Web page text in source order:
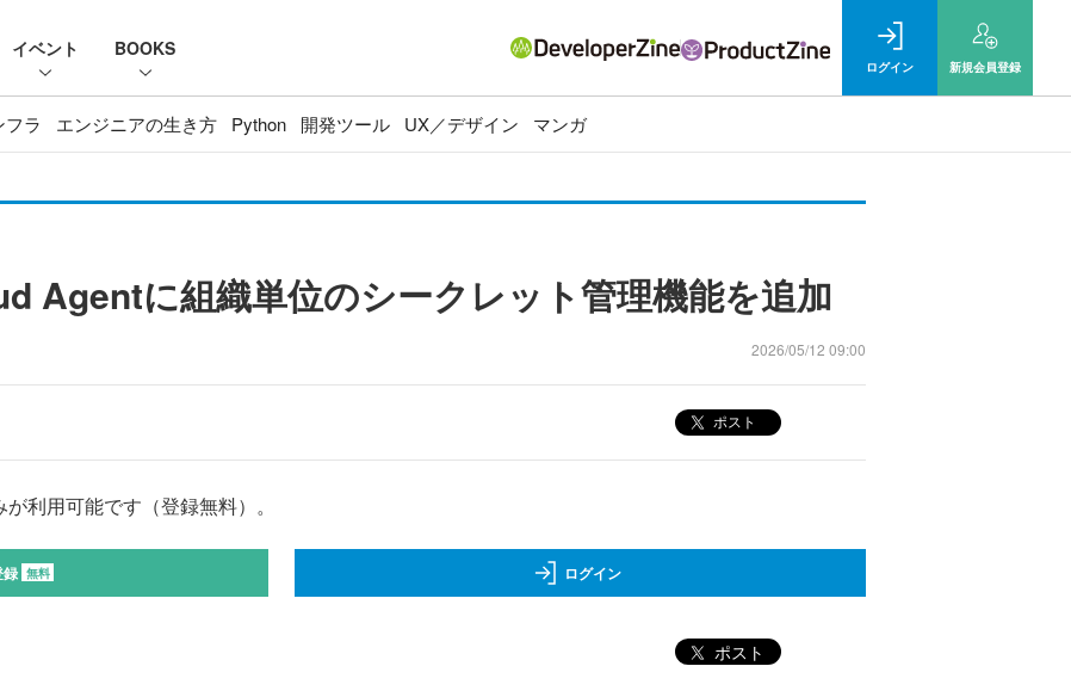
イベント BOOKS
ログイン 新規会員登録
フラ エンジニアの生き方 Python 開発ツール UX／デザイン マンガ
Agentに組織単位のシークレット管理機能を追加
2026/05/12 09:00
ポスト
利用可能です（登録無料）。
無料 ログイン
ポスト